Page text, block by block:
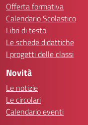
Offerta formativa
Calendario Scolastico
Libri di testo
Le schede didattiche
I progetti delle classi
Novità
Le notizie
Le circolari
Calendario eventi